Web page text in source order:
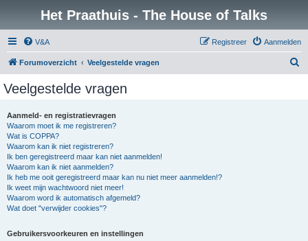
Het Praathuis - The House of Talks
V&A Aanmelden
Registreer
Forumoverzicht Veelgestelde vragen
Veelgestelde vragen
Aanmeld- en registratievragen
Waarom moet ik me registreren?
Wat is COPPA?
Waarom kan ik niet registreren?
Ik ben geregistreerd maar kan niet aanmelden!
Waarom kan ik niet aanmelden?
Ik heb me ooit geregistreerd maar kan nu niet meer aanmelden!?
Ik weet mijn wachtwoord niet meer!
Waarom word ik automatisch afgemeld?
Wat doet "verwijder cookies"?
Gebruikersvoorkeuren en instellingen